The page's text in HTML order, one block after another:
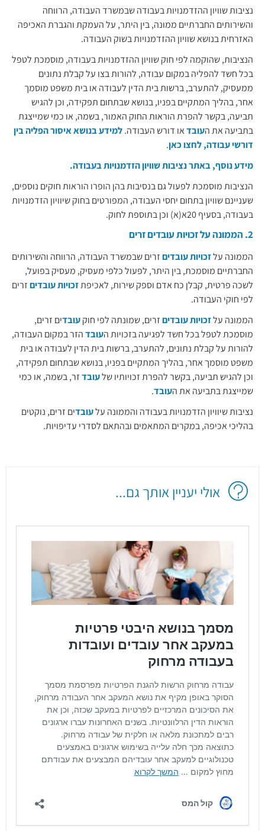
נציבות שוויון ההזדמנויות בעבודה שבמשרד העבודה, הרווחה
והשירותים החברתיים ממונה, בין היתר, על העמקת והגברת האכיפה
האזרחית בנושא שוויון ההזדמנויות בשוק העבודה.
הנציבות, שהוקמה לפי חוק שוויון ההזדמנויות בעבודה, מוסמכת לטפל
בכל חשד להפליה במקום עבודה, להורות בצו על קבלת נתונים
ממעסיק, להתערב, ברשות בית הדין לעבודה או בית משפט מוסמך
אחר, בהליך המתקיים בפניו, בנושא שבתחום תפקידה, וכן להגיש
תביעה, בקשר להפרת הוראות החוק האמור, בשמה, או כמי שמייצגת
בתביעה את העובדאו דורש העבודה.למידע בנושא איסור הפליה בין
דורשי עבודה, לחצו כאן.
מידע נוסף, באתר נציבות שוויון הזדמנויות בעבודה.
הנציבות מוסמכת לפעול גם בנסיבות בהן הופרו הוראות חוקים נוספים,
שעניינם שוויון בתחום יחסי העבודה, המפורטים בחוק שיוויון הזדמנויות
בעבודה, בסעיף 20א(א) וכן בתוספת לחוק. ​
הממונה עלזכויות עובדיםזרים שבמשרד העבודה, הרווחה והשירותים
החברתיים מוסמכת, בין היתר, לפעול כלפי מעסיק, מעסיק בפועל,
לשכה פרטית, קבלן כח אדם וספק שירות, לאכיפתזכויות עובדיםזרים​
לפי חוקי העבודה.
הממונה עלזכויות עובדיםזרים, שמונתה לפי חוקעובדים זרים,
מוסמכת לטפל בכל חשד לפגיעה בזכויות העובדהזר במקום העבודה,
להורות על קבלת נתונים, להתערב, ברשות בית הדין לעבודה או בית
משפט מוסמך אחר, בהליך המתקיים בפניו, בנושא שבתחום תפקידה,
וכן להגיש תביעה, בקשר להפרת זכויותיו שלעובדזר, בשמה, או כמי
שמייצגת בתביעה את העובד.
נציבות שיוויון הזדמנויות בעבודה והממונה עלעובדים זרים, נוקטים
בהליכי אכיפה, במקרים המתאמים ובהתאם לסדרי עדיפויות.
אולי יעניין אותך גם...